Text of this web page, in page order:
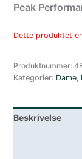
Peak
Dette produktet
Produktnummer:
Kategorier: Dame,
Beskrivelse